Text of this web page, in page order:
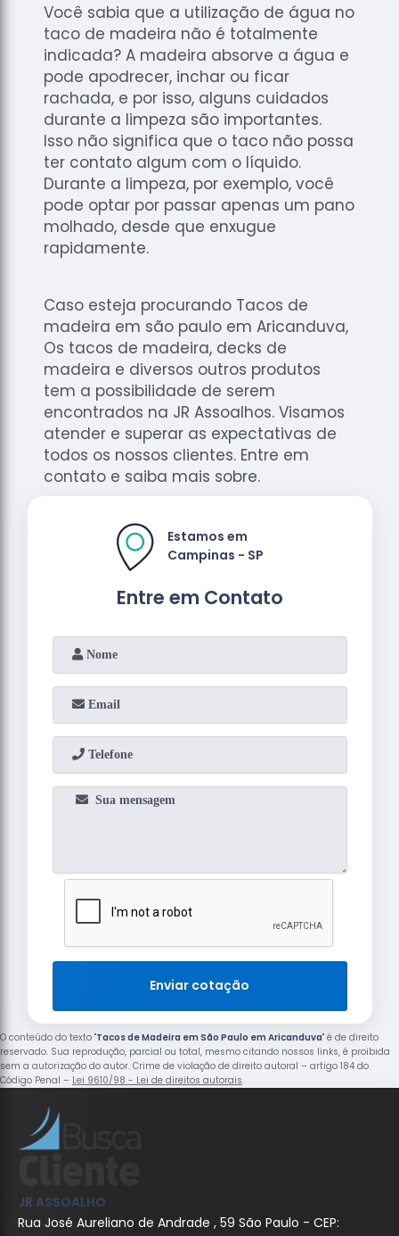
Você sabia que a utilização de água no
taco de madeira não é totalmente
indicada? A madeira absorve a água e
pode apodrecer, inchar ou ficar
rachada, e por isso, alguns cuidados
durante a limpeza são importantes.
Isso não significa que o taco não possa
ter contato algum com o líquido.
Durante a limpeza, por exemplo, você
pode optar por passar apenas um pano
molhado, desde que enxugue
rapidamente.
Caso esteja procurando Tacos de
madeira em são paulo em Aricanduva,
Os tacos de madeira, decks de
madeira e diversos outros produtos
tem a possibilidade de serem
encontrados na JR Assoalhos. Visamos
atender e superar as expectativas de
todos os nossos clientes. Entre em
contato e saiba mais sobre.
Entre em Contato
Estamos em
Campinas - SP
Enviar cotação
O conteúdo do texto "Tacos de Madeira em São Paulo em Aricanduva" é de direito
reservado. Sua reprodução, parcial ou total, mesmo citando nossos links, é proibida
sem a autorização do autor. Crime de violação de direito autoral – artigo 184 do
Código Penal – Lei 9610/98 - Lei de direitos autorais.
JR ASSOALHO
Rua José Aureliano de Andrade , 59 São Paulo - CEP: